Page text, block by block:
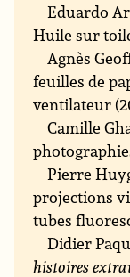
Eduardo
Huile sur
Agnès
feuilles de
ventilateur
Camille
Pierre
projections
tubes
Didier
histoires